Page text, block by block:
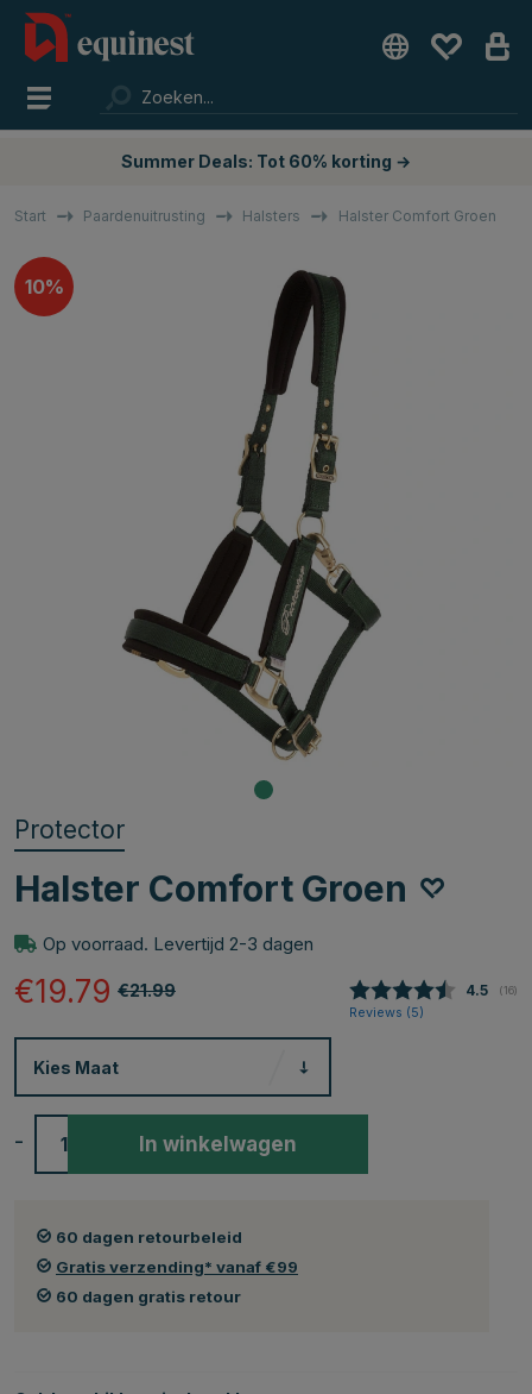
Summer Deals: Tot 60% korting →
Start Paardenuitrusting Halsters Halster Comfort Groen
10%
Protector
Halster Comfort Groen
Op voorraad. Levertijd 2-3 dagen
€21.99
€19.79 4.5 (16)
Reviews (5)
Kies Maat
- In winkelwagen
60 dagen retourbeleid
Gratis verzending* vanaf €99
60 dagen gratis retour